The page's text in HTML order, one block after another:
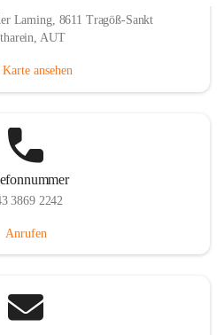
Laming, 8611 Tragöß-Sankt
AUT
ansehen
3869 2242
Anrufen